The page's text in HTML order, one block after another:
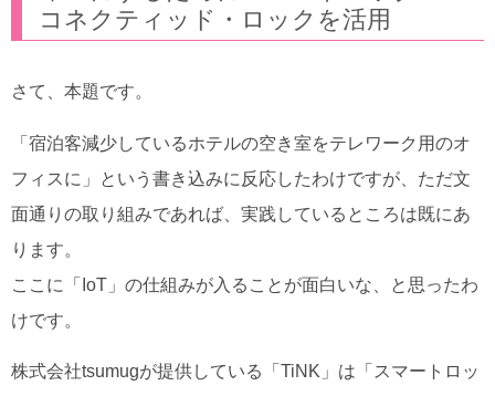
コネクティッド・ロックを活用
さて、本題です。
「宿泊客減少しているホテルの空き室をテレワーク用のオ
フィスに」という書き込みに反応したわけですが、ただ文
面通りの取り組みであれば、実践しているところは既にあ
ります。
ここに「IoT」の仕組みが入ることが面白いな、と思ったわ
けです。
株式会社tsumugが提供している「TiNK」は「スマートロッ